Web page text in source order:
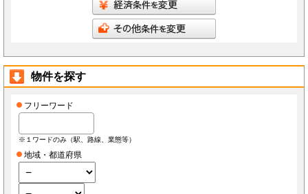
物件を探す
フリーワード
※１ワードのみ（駅、路線、業態等）
地域・都道府県